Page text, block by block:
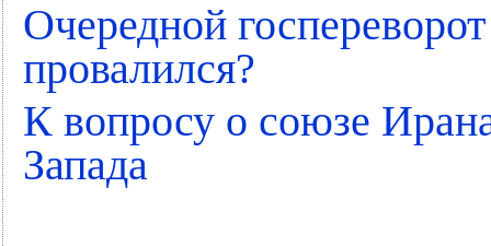
Очередной
провалился?
К вопросу о союзе
Запада